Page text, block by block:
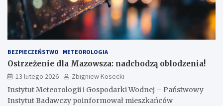
BEZPIECZEŃSTWO METEOROLOGIA
Ostrzeżenie dla Mazowsza: nadchodzą oblodzenia!
13 lutego 2026
Zbigniew Kosecki
Instytut Meteorologii i Gospodarki Wodnej – Państwowy
Instytut Badawczy poinformował mieszkańców